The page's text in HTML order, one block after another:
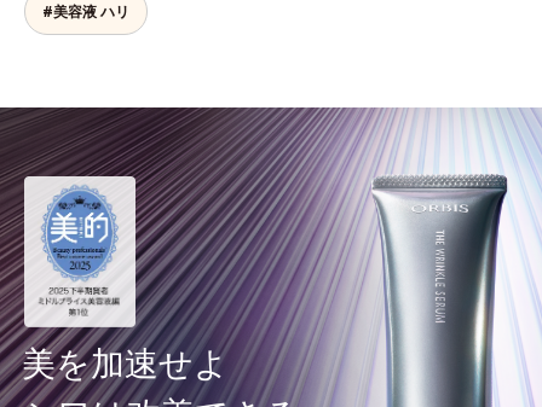
#美容液 ハリ
美を加速せよ